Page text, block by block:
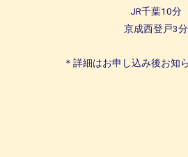
JR千葉10分
京成西登戸3分
＊詳細はお申し込み後お知